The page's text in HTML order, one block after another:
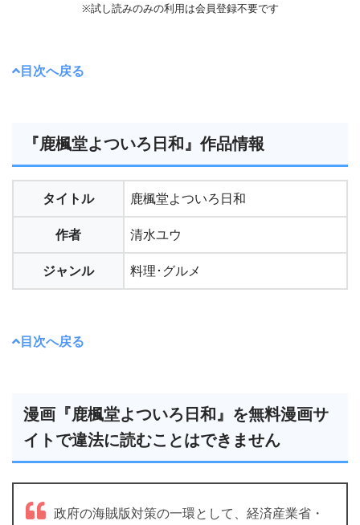
※試し読みのみの利用は会員登録不要です
目次へ戻る
『鹿楓堂よついろ日和』作品情報
タイトル 鹿楓堂よついろ日和
作者 清水ユウ
ジャンル 料理･グルメ
目次へ戻る
漫画『鹿楓堂よついろ日和』を無料漫画サ
イトで違法に読むことはできません
政府の海賊版対策の一環として、経済産業省・